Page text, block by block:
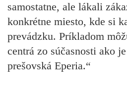
samostatne, ale lákali
konkrétne miesto, kde si
prevádzku. Príkladom
centrá zo súčasnosti ako
prešovská Eperia.“